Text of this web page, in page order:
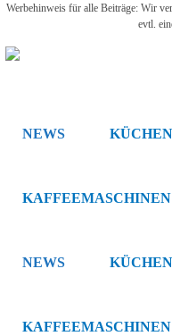
Werbehinweis für alle Beiträge: Wir
evtl.
NEWS
KAFFEEMASCHINEN
NEWS
KAFFEEMASCHINEN